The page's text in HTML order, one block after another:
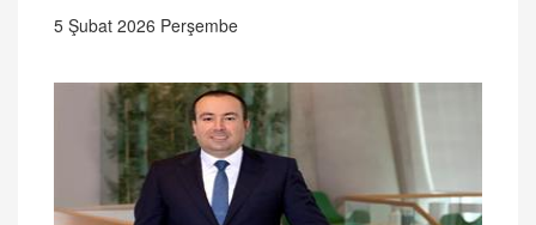
5 Şubat 2026 Perşembe